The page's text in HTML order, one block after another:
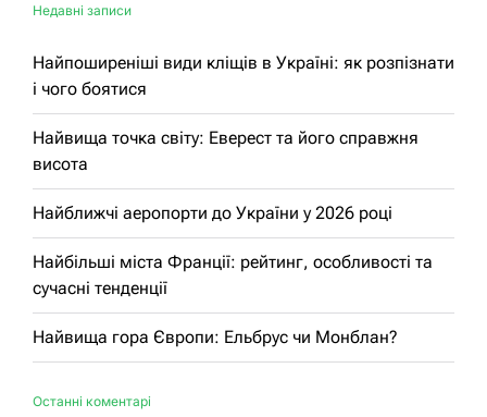
Недавні записи
Найпоширеніші види кліщів в Україні: як розпізнати
і чого боятися
Найвища точка світу: Еверест та його справжня
висота
Найближчі аеропорти до України у 2026 році
Найбільші міста Франції: рейтинг, особливості та
сучасні тенденції
Найвища гора Європи: Ельбрус чи Монблан?
Останні коментарі